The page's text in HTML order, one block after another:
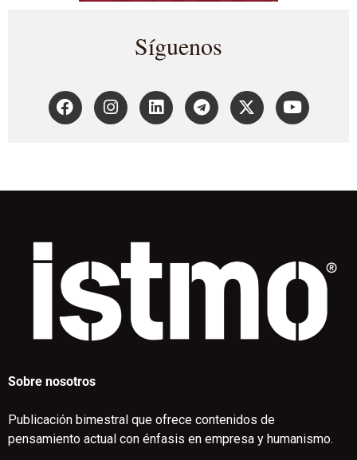
Síguenos
Sobre nosotros
Publicación bimestral que ofrece contenidos de
pensamiento actual con énfasis en empresa y humanismo.